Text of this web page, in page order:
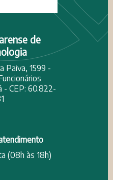
de
Paiva, 1599 -
- CEP: 60.822-
(08h às 18h)